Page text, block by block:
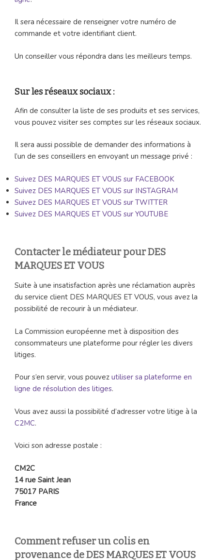
Il sera nécessaire de renseigner votre numéro de
commande et votre identifiant client.
Un conseiller vous répondra dans les meilleurs temps.
Sur les réseaux sociaux :
Afin de consulter la liste de ses produits et ses services,
vous pouvez visiter ses comptes sur les réseaux sociaux.
Il sera aussi possible de demander des informations à
l’un de ses conseillers en envoyant un message privé :
Suivez DES MARQUES ET VOUS sur FACEBOOK
Suivez DES MARQUES ET VOUS sur INSTAGRAM
Suivez DES MARQUES ET VOUS sur TWITTER
Suivez DES MARQUES ET VOUS sur YOUTUBE
Contacter le médiateur pour DES
MARQUES ET VOUS
Suite à une insatisfaction après une réclamation auprès
du service client DES MARQUES ET VOUS, vous avez la
possibilité de recourir à un médiateur.
La Commission européenne met à disposition des
consommateurs une plateforme pour régler les divers
litiges.
Pour s’en servir, vous pouvez utiliser sa plateforme en
ligne de résolution des litiges.
Vous avez aussi la possibilité d’adresser votre litige à la
C2MC.
Voici son adresse postale :
CM2C
14 rue Saint Jean
75017 PARIS
France
Comment refuser un colis en
provenance de DES MARQUES ET VOUS